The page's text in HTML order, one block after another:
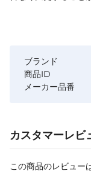
ブランド
商品ID
メーカー品番
カスタマーレビ
この商品のレビュー